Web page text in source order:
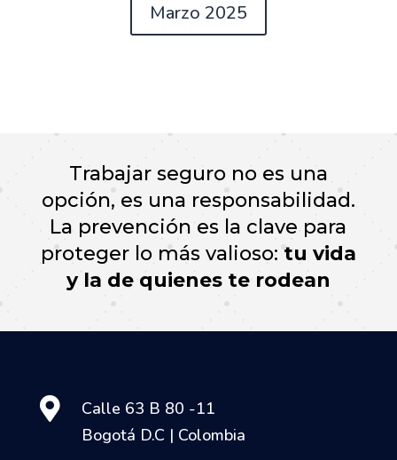
Marzo 2025
Trabajar seguro no es una
opción, es una responsabilidad.
La prevención es la clave para
proteger lo más valioso: tu vida
y la de quienes te rodean

Calle 63 B 80 -11
Bogotá D.C | Colombia